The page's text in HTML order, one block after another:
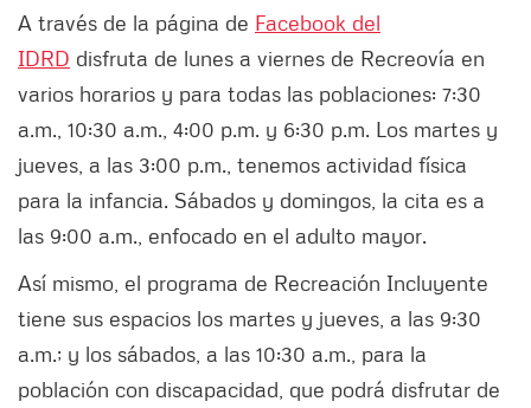
A través de la página de Facebook del
IDRD disfruta de lunes a viernes de Recreovía en
varios horarios y para todas las poblaciones: 7:30
a.m., 10:30 a.m., 4:00 p.m. y 6:30 p.m. Los martes y
jueves, a las 3:00 p.m., tenemos actividad física
para la infancia. Sábados y domingos, la cita es a
las 9:00 a.m., enfocado en el adulto mayor.
Así mismo, el programa de Recreación Incluyente
tiene sus espacios los martes y jueves, a las 9:30
a.m.; y los sábados, a las 10:30 a.m., para la
población con discapacidad, que podrá disfrutar de